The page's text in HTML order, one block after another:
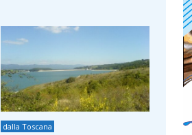
dalla Toscana